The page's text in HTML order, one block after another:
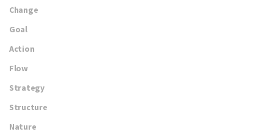
Change
Goal
Action
Flow
Strategy
Structure
Nature